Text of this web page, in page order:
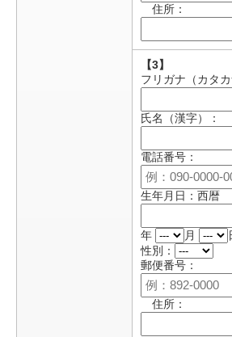
住所：
【3】
フリガナ（カタカ
氏名（漢字）：
電話番号：
生年月日：西暦
年 月
性別：
郵便番号：
住所：